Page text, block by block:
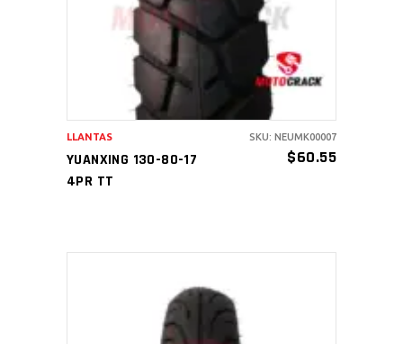
YUANXING 130-80-17
4PR TT
$60.55
LLANTAS SKU: NEUMK00007